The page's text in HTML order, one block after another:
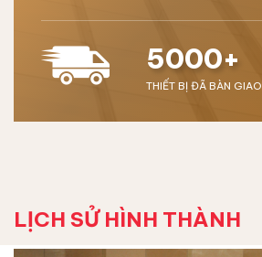
5000+
THIẾT BỊ ĐÃ BÀN GIAO
LỊCH SỬ HÌNH THÀNH